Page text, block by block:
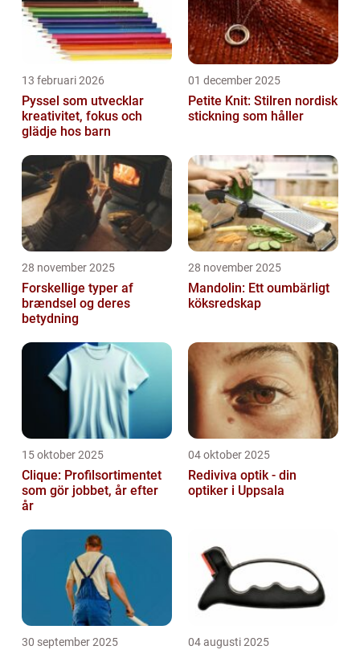
13 februari 2026
Pyssel som utvecklar
kreativitet, fokus och
glädje hos barn
01 december 2025
Petite Knit: Stilren nordisk
stickning som håller
28 november 2025
Forskellige typer af
brændsel og deres
betydning
28 november 2025
Mandolin: Ett oumbärligt
köksredskap
15 oktober 2025
Clique: Profilsortimentet
som gör jobbet, år efter
år
04 oktober 2025
Rediviva optik - din
optiker i Uppsala
30 september 2025 04 augusti 2025